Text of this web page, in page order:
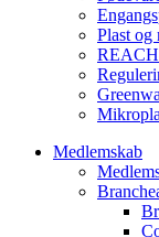
Plast
Medlemskab